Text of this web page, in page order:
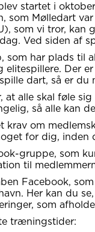
startet i
som Mølledart
som vi tror, kan
Ved siden af
som har plads til
elitespillere. Der
dart, så er du
at alle skal føle
så alle kan
krav om
for dig, inden
gruppe, som
til
Facebook,
Her kan du
som
træningstider: